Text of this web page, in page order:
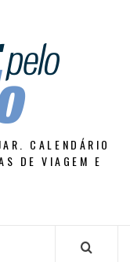
CALENDÁRIO
DE VIAGEM E